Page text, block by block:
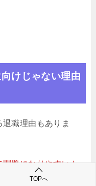
けじゃない理由
職理由もありま
題になりやすいん
TOPへ